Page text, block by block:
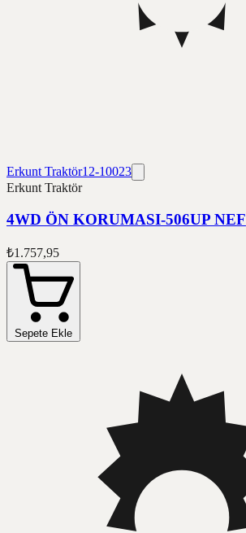
Erkunt Traktör12-10023
Erkunt Traktör
4WD ÖN KORUMASI-506UP NEF
₺1.757,95
Sepete Ekle